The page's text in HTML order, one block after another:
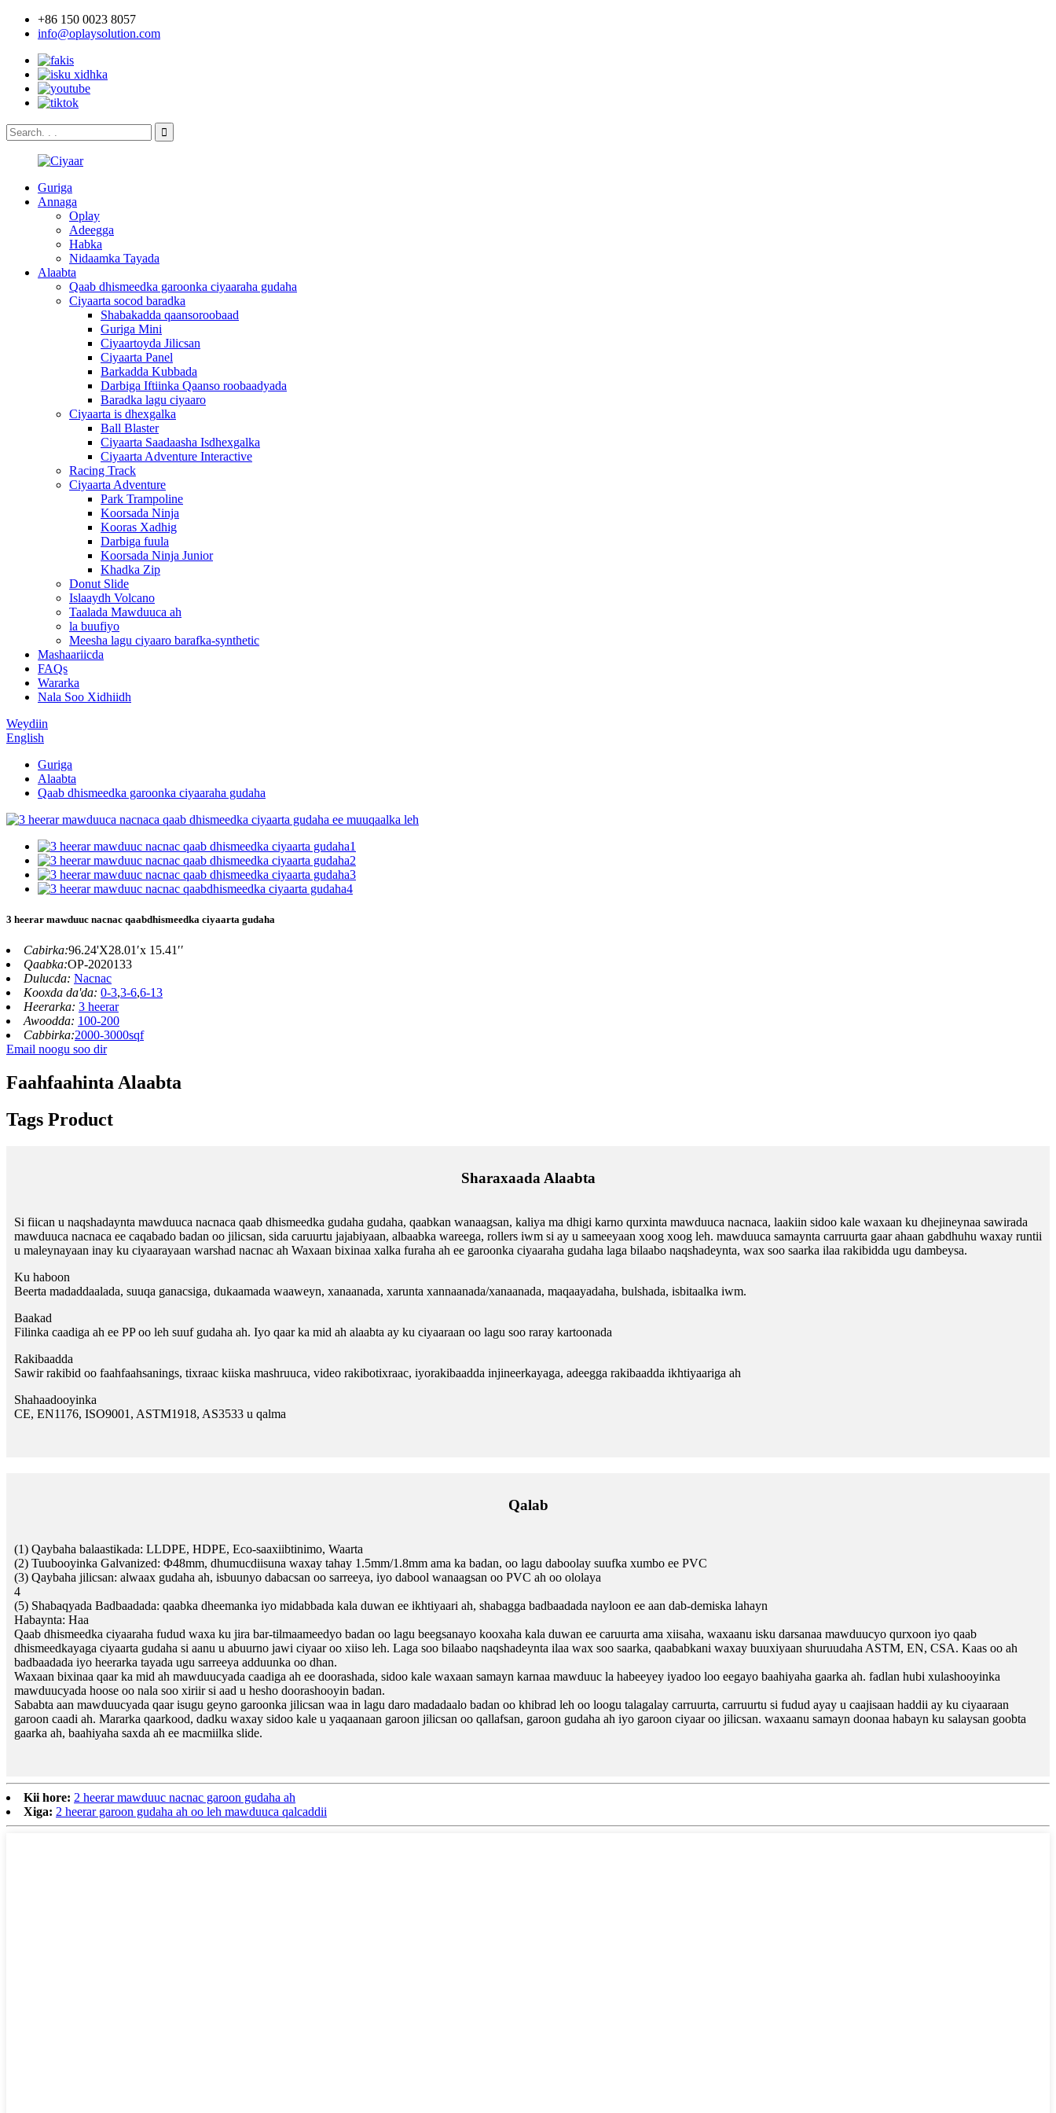
+86 150 0023 8057
info@oplaysolution.com
Guriga
Annaga
Oplay
Adeegga
Habka
Nidaamka Tayada
Alaabta
Qaab dhismeedka garoonka ciyaaraha gudaha
Ciyaarta socod baradka
Shabakadda qaansoroobaad
Guriga Mini
Ciyaartoyda Jilicsan
Ciyaarta Panel
Barkadda Kubbada
Darbiga Iftiinka Qaanso roobaadyada
Baradka lagu ciyaaro
Ciyaarta is dhexgalka
Ball Blaster
Ciyaarta Saadaasha Isdhexgalka
Ciyaarta Adventure Interactive
Racing Track
Ciyaarta Adventure
Park Trampoline
Koorsada Ninja
Kooras Xadhig
Darbiga fuula
Koorsada Ninja Junior
Khadka Zip
Donut Slide
Islaaydh Volcano
Taalada Mawduuca ah
la buufiyo
Meesha lagu ciyaaro barafka-synthetic
Mashaariicda
FAQs
Wararka
Nala Soo Xidhiidh
Weydiin
English
Guriga
Alaabta
Qaab dhismeedka garoonka ciyaaraha gudaha
3 heerar mawduuc nacnac qaabdhismeedka ciyaarta gudaha
Cabirka:96.24'X28.01′x 15.41′′
Qaabka:OP-2020133
Dulucda: Nacnac
Kooxda da'da: 0-3,3-6,6-13
Heerarka: 3 heerar
Awoodda: 100-200
Cabbirka:2000-3000sqf
Email noogu soo dir
Faahfaahinta Alaabta
Tags Product
Sharaxaada Alaabta
Si fiican u naqshadaynta mawduuca nacnaca qaab dhismeedka gudaha gudaha, qaabkan wanaagsan, kaliya ma dhigi karno qurxinta mawduuca nacnaca, laakiin sidoo kale waxaan ku dhejineynaa sawirada
mawduuca nacnaca ee caqabado badan oo jilicsan, sida caruurtu jajabiyaan, albaabka wareega, rollers iwm si ay u sameeyaan xoog xoog leh. mawduuca samaynta carruurta gaar ahaan gabdhuhu waxay runtii
u maleynayaan inay ku ciyaarayaan warshad nacnac ah Waxaan bixinaa xalka furaha ah ee garoonka ciyaaraha gudaha laga bilaabo naqshadeynta, wax soo saarka ilaa rakibidda ugu dambeysa.
Ku haboon
Beerta madaddaalada, suuqa ganacsiga, dukaamada waaweyn, xanaanada, xarunta xannaanada/xanaanada, maqaayadaha, bulshada, isbitaalka iwm.
Baakad
Filinka caadiga ah ee PP oo leh suuf gudaha ah. Iyo qaar ka mid ah alaabta ay ku ciyaaraan oo lagu soo raray kartoonada
Rakibaadda
Sawir rakibid oo faahfaahsanings, tixraac kiiska mashruuca, video rakibotixraac, iyorakibaadda injineerkayaga, adeegga rakibaadda ikhtiyaariga ah
Shahaadooyinka
CE, EN1176, ISO9001, ASTM1918, AS3533 u qalma
Qalab
(1) Qaybaha balaastikada: LLDPE, HDPE, Eco-saaxiibtinimo, Waarta
(2) Tuubooyinka Galvanized: Φ48mm, dhumucdiisuna waxay tahay 1.5mm/1.8mm ama ka badan, oo lagu daboolay suufka xumbo ee PVC
(3) Qaybaha jilicsan: alwaax gudaha ah, isbuunyo dabacsan oo sarreeya, iyo dabool wanaagsan oo PVC ah oo ololaya
4
(5) Shabaqyada Badbaadada: qaabka dheemanka iyo midabbada kala duwan ee ikhtiyaari ah, shabagga badbaadada nayloon ee aan dab-demiska lahayn
Habaynta: Haa
Qaab dhismeedka ciyaaraha fudud waxa ku jira bar-tilmaameedyo badan oo lagu beegsanayo kooxaha kala duwan ee caruurta ama xiisaha, waxaanu isku darsanaa mawduucyo qurxoon iyo qaab
dhismeedkayaga ciyaarta gudaha si aanu u abuurno jawi ciyaar oo xiiso leh. Laga soo bilaabo naqshadeynta ilaa wax soo saarka, qaababkani waxay buuxiyaan shuruudaha ASTM, EN, CSA. Kaas oo ah
badbaadada iyo heerarka tayada ugu sarreeya adduunka oo dhan.
Waxaan bixinaa qaar ka mid ah mawduucyada caadiga ah ee doorashada, sidoo kale waxaan samayn karnaa mawduuc la habeeyey iyadoo loo eegayo baahiyaha gaarka ah. fadlan hubi xulashooyinka
mawduucyada hoose oo nala soo xiriir si aad u hesho doorashooyin badan.
Sababta aan mawduucyada qaar isugu geyno garoonka jilicsan waa in lagu daro madadaalo badan oo khibrad leh oo loogu talagalay carruurta, carruurtu si fudud ayay u caajisaan haddii ay ku ciyaaraan
garoon caadi ah. Mararka qaarkood, dadku waxay sidoo kale u yaqaanaan garoon jilicsan oo qallafsan, garoon gudaha ah iyo garoon ciyaar oo jilicsan. waxaanu samayn doonaa habayn ku salaysan goobta
gaarka ah, baahiyaha saxda ah ee macmiilka slide.
Kii hore: 2 heerar mawduuc nacnac garoon gudaha ah
Xiga: 2 heerar garoon gudaha ah oo leh mawduuca qalcaddii